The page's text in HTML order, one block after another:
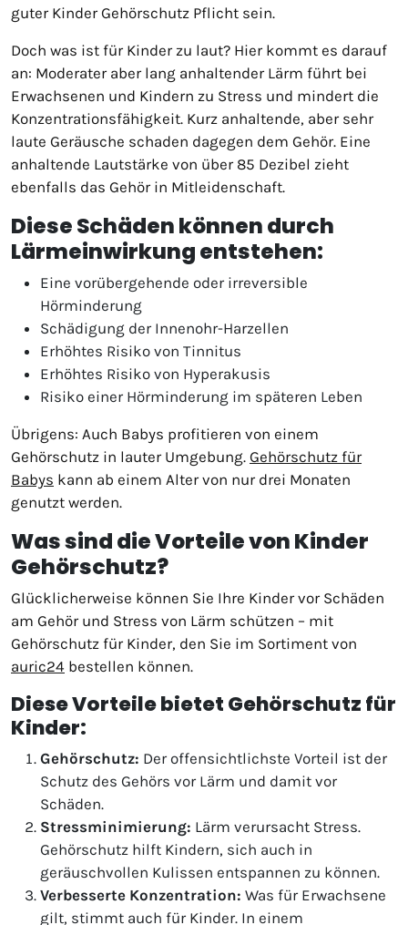
guter Kinder Gehörschutz Pflicht sein.
Doch was ist für Kinder zu laut? Hier kommt es darauf
an: Moderater aber lang anhaltender Lärm führt bei
Erwachsenen und Kindern zu Stress und mindert die
Konzentrationsfähigkeit. Kurz anhaltende, aber sehr
laute Geräusche schaden dagegen dem Gehör. Eine
anhaltende Lautstärke von über 85 Dezibel zieht
ebenfalls das Gehör in Mitleidenschaft.
Diese Schäden können durch
Lärmeinwirkung entstehen:
Eine vorübergehende oder irreversible
Hörminderung
Schädigung der Innenohr-Harzellen
Erhöhtes Risiko von Tinnitus
Erhöhtes Risiko von Hyperakusis
Risiko einer Hörminderung im späteren Leben
Übrigens: Auch Babys profitieren von einem
Gehörschutz in lauter Umgebung. Gehörschutz für
Babys kann ab einem Alter von nur drei Monaten
genutzt werden.
Was sind die Vorteile von Kinder
Gehörschutz?
Glücklicherweise können Sie Ihre Kinder vor Schäden
am Gehör und Stress von Lärm schützen – mit
Gehörschutz für Kinder, den Sie im Sortiment von
auric24 bestellen können.
Diese Vorteile bietet Gehörschutz für
Kinder:
Gehörschutz: Der offensichtlichste Vorteil ist der
Schutz des Gehörs vor Lärm und damit vor
Schäden.
Stressminimierung: Lärm verursacht Stress.
Gehörschutz hilft Kindern, sich auch in
geräuschvollen Kulissen entspannen zu können.
Verbesserte Konzentration: Was für Erwachsene
gilt, stimmt auch für Kinder. In einem